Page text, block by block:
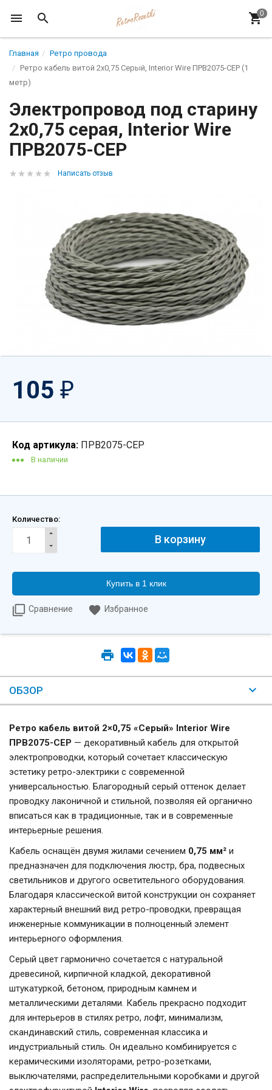
Главная
Ретро провода
Ретро кабель витой 2x0,75 Серый, Interior Wire ПРВ2075-СЕР (1
метр)
Электропровод под старину
2x0,75 серая, Interior Wire
ПРВ2075-СЕР
Написать отзыв
105 ₽
Код артикула: ПРВ2075-СЕР
В наличии
Количество:
Купить в 1 клик
Сравнение Избранное
ОБЗОР
Ретро кабель витой 2×0,75 «Серый» Interior Wire
ПРВ2075-СЕР — декоративный кабель для открытой
электропроводки, который сочетает классическую
эстетику ретро-электрики с современной
универсальностью. Благородный серый оттенок делает
проводку лаконичной и стильной, позволяя ей органично
вписаться как в традиционные, так и в современные
интерьерные решения.
Кабель оснащён двумя жилами сечением 0,75 мм² и
предназначен для подключения люстр, бра, подвесных
светильников и другого осветительного оборудования.
Благодаря классической витой конструкции он сохраняет
характерный внешний вид ретро-проводки, превращая
инженерные коммуникации в полноценный элемент
интерьерного оформления.
Серый цвет гармонично сочетается с натуральной
древесиной, кирпичной кладкой, декоративной
штукатуркой, бетоном, природным камнем и
металлическими деталями. Кабель прекрасно подходит
для интерьеров в стилях ретро, лофт, минимализм,
скандинавский стиль, современная классика и
индустриальный стиль. Он идеально комбинируется с
керамическими изоляторами, ретро-розетками,
выключателями, распределительными коробками и другой